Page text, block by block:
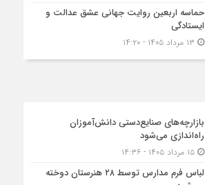
حماسه اربعین روایت جهانی عشق عدالت و
ایستادگی
بازارچه‌های صنایع‌دستی دانش‌آموزان
راه‌اندازی می‌شود
۱۵ مرداد ۱۴۰۵ - ۱۴:۳۶
لباس فرم مدارس توسط ۲۸ هنرستان‌ دوخته